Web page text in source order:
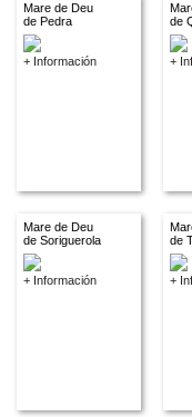
Mare de Deu
de Pedra
+ Información
de
+
Mare de Deu
de Soriguerola
+ Información
de
+